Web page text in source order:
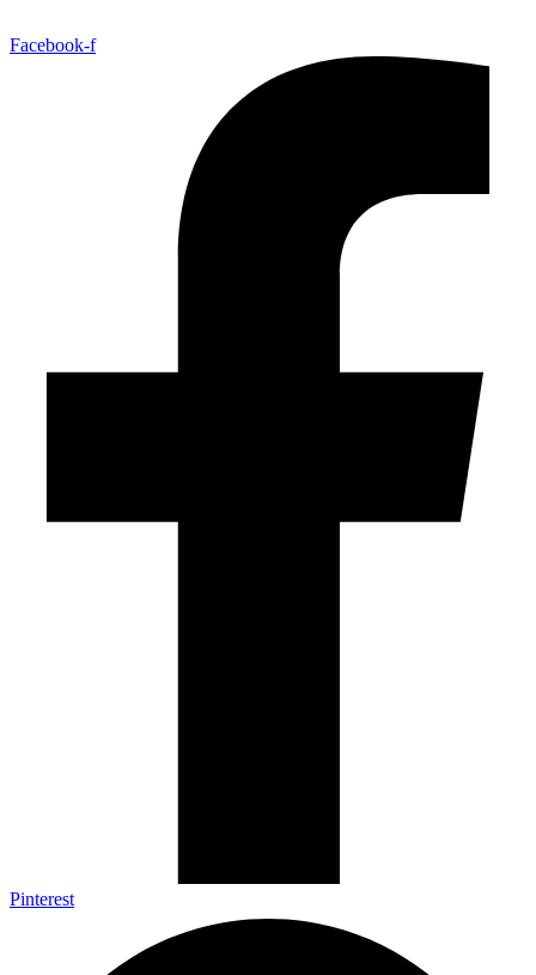
Facebook-f
Pinterest